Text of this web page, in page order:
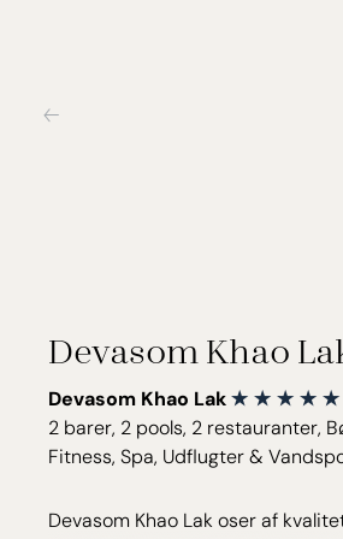
Devasom Khao
Devasom Khao Lak
2 barer, 2 pools, 2 restauranter,
Fitness, Spa, Udflugter &
Devasom Khao Lak oser af